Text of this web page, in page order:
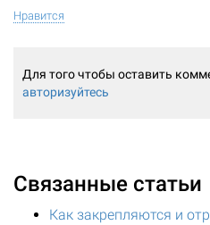
Нравится
Для того чтобы оставить
авторизуйтесь
Связанные статьи
Как закрепляются и